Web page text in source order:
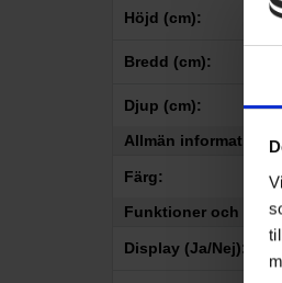
Emerio
Höjd (cm):
–
Bredd (cm):
–
Djup (cm):
–
Allmän information
Färg:
Blå
Vit
Funktioner och
Display (Ja/Nej):